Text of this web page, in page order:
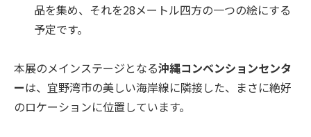
品を集め、それを28メートル四方の一つの絵にする
予定です。
本展のメインステージとなる沖縄コンベンションセンタ
ーは、宜野湾市の美しい海岸線に隣接した、まさに絶好
のロケーションに位置しています。